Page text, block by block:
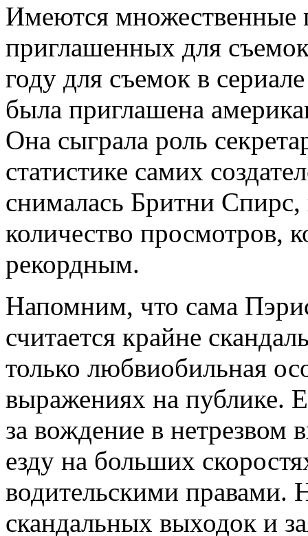
Имеются множественные
приглашенных для
году для съемок в
была приглашена
Она сыграла роль
статистике самих
снималась Бритни
количество просмотров,
рекордным.
Напомним, что сама
считается крайне
только любвиобильная
выражениях на публике.
за вождение в нетрезвом
езду на больших
водительскими правами.
скандальных выходок и